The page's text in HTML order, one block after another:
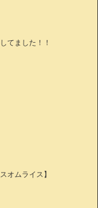
てました！！
オムライス】